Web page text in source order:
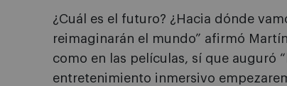
¿Cuál es el futuro? ¿Hacia dónde
reimaginarán el mundo” afirmó
como en las películas, sí que auguró
entretenimiento inmersivo